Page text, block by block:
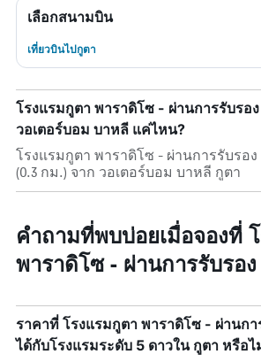
เลือกสนามบิน
เที่ยวบินไปกูตา
โรงแรมกูตา พาราดิโซ - ผ่านการรับรอ
วอเตอร์บอม บาหลี แค่ไหน?
โรงแรมกูตา พาราดิโซ - ผ่านการรับรอง
(0.3 กม.) จาก วอเตอร์บอม บาหลี กูตา
คำถามที่พบบ่อยเมื่อจองที่
พาราดิโซ - ผ่านการรับรอง
ราคาที่ โรงแรมกูตา พาราดิโซ - ผ่านกา
ได้กับโรงแรมระดับ 5 ดาวใน กูตา หรือไ